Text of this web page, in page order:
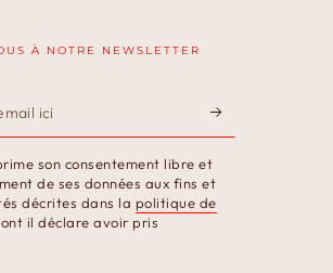
À NOTRE NEWSLETTER
son consentement libre et
de ses données aux fins et
décrites dans la politique de
il déclare avoir pris